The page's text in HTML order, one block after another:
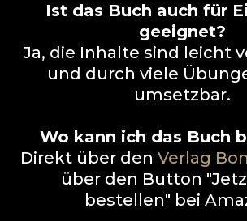
Ist das Buch auch für
geeignet?
Ja, die Inhalte sind leicht
und durch viele
umsetzbar.
Wo kann ich das Buch
Direkt über den Verlag
über den Button
bestellen" bei